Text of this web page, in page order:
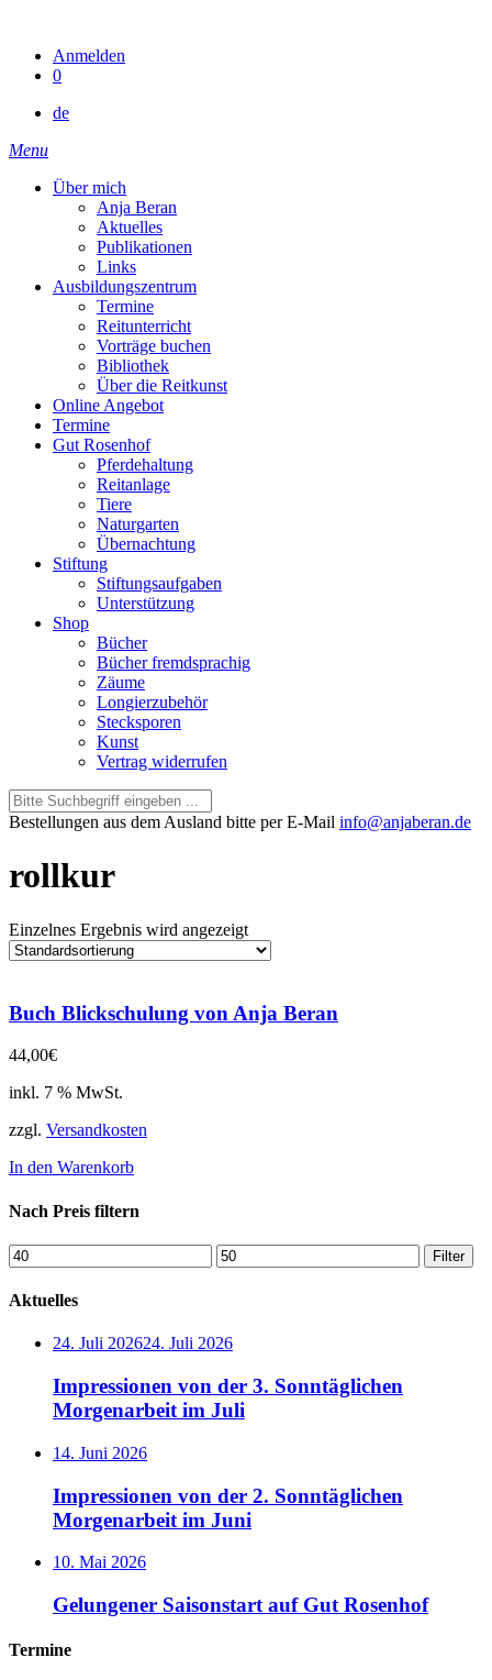
contentAnmelden
0
de
Menu
Über mich
Anja Beran
Aktuelles
Publikationen
Links
Ausbildungszentrum
Termine
Reitunterricht
Vorträge buchen
Bibliothek
Über die Reitkunst
Online Angebot
Termine
Gut Rosenhof
Pferdehaltung
Reitanlage
Tiere
Naturgarten
Übernachtung
Stiftung
Stiftungsaufgaben
Unterstützung
Shop
Bücher
Bücher fremdsprachig
Zäume
Longierzubehör
Stecksporen
Kunst
Vertrag widerrufen
Bestellungen aus dem Ausland bitte per E-Mail info@anjaberan.de
rollkur
Einzelnes Ergebnis wird angezeigt
Buch Blickschulung von Anja Beran
44,00€
inkl. 7 % MwSt.
zzgl. Versandkosten
In den Warenkorb
Nach Preis filtern
Min.
Preis
Max.
Preis
Filter
Aktuelles
24. Juli 202624. Juli 2026
Impressionen von der 3. Sonntäglichen
Morgenarbeit im Juli
14. Juni 2026
Impressionen von der 2. Sonntäglichen
Morgenarbeit im Juni
10. Mai 2026
Gelungener Saisonstart auf Gut Rosenhof
Termine